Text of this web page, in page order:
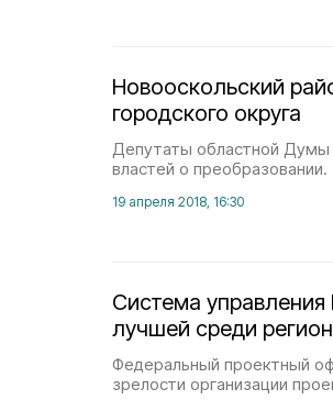
Новооскольский
городского округа
Депутаты областной Думы
властей о преобразовании.
19 апреля 2018, 16:30
Система
лучшей среди
Федеральный проектный
зрелости организации